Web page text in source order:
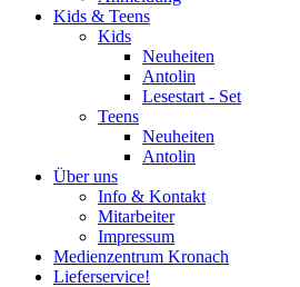
Kids & Teens
Kids
Neuheiten
Antolin
Lesestart - Set
Teens
Neuheiten
Antolin
Über uns
Info & Kontakt
Mitarbeiter
Impressum
Medienzentrum Kronach
Lieferservice!